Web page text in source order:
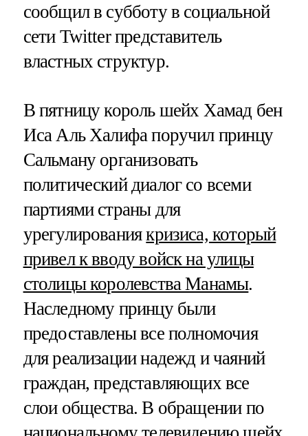
сообщил в субботу в социальной
сети Twitter представитель
властных структур.
В пятницу король шейх Хамад бен
Иса Аль Халифа поручил принцу
Сальману организовать
политический диалог со всеми
партиями страны для
урегулированиякризиса, который
привел к вводу войск на улицы
столицы королевства Манамы.
Наследному принцу были
предоставлены все полномочия
для реализации надежд и чаяний
граждан, представляющих все
слои общества. В обращении по